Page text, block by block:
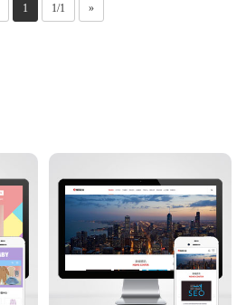
1 1/1 »